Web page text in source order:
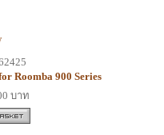
Roomba 900 Series
บาท